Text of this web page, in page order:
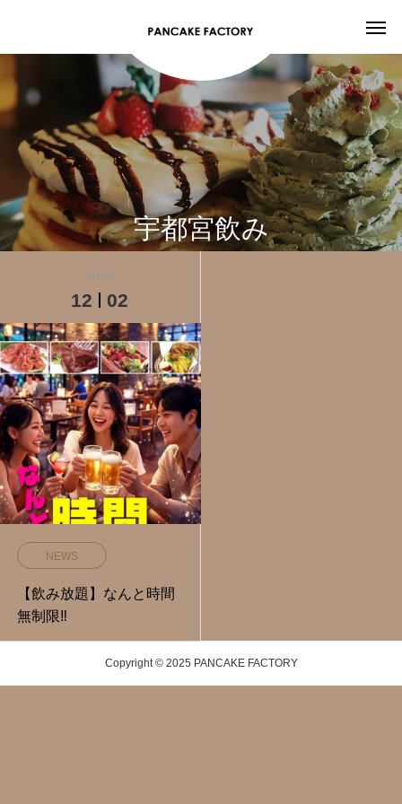
宇都宮飲み
2025
12 02
NEWS
【飲み放題】なんと時間
無制限‼️
Copyright © 2025 PANCAKE FACTORY